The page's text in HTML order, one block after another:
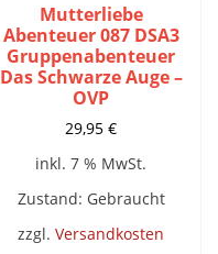
Mutterliebe
Abenteuer 087 DSA3
Gruppenabenteuer
Das Schwarze Auge –
OVP
29,95€
inkl. 7 % MwSt.
Zustand: Gebraucht
zzgl.Versandkosten